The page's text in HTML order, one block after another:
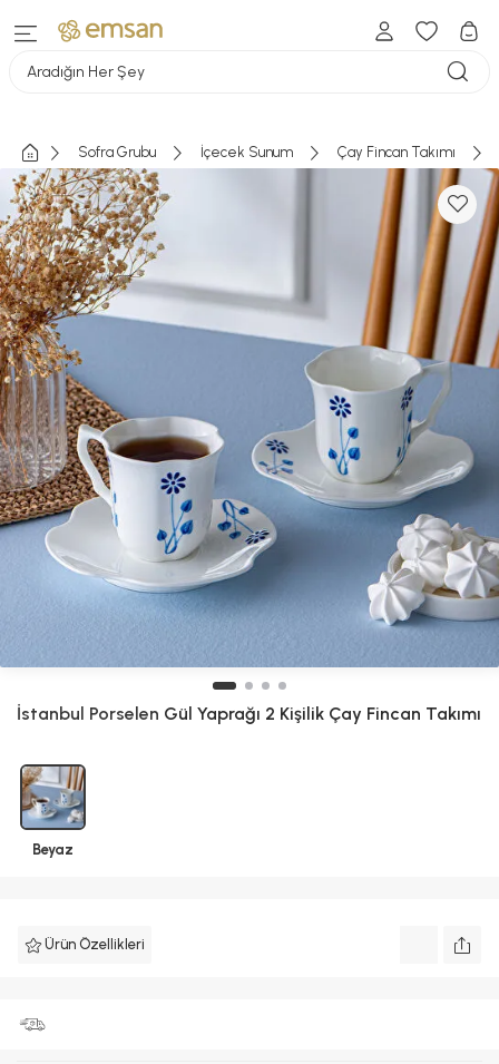
Aradığın Her Şey
Sofra Grubu İçecek Sunum Çay Fincan Takımı
İstanbul Porselen Gül Yaprağı 2 Kişilik Çay Fincan Takımı
Beyaz
Ürün Özellikleri